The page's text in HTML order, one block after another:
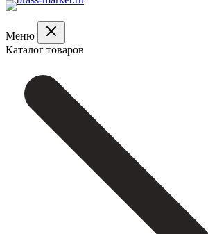
Меню
Каталог товаров